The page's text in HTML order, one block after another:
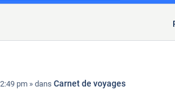
pm » dans Carnet de voyages